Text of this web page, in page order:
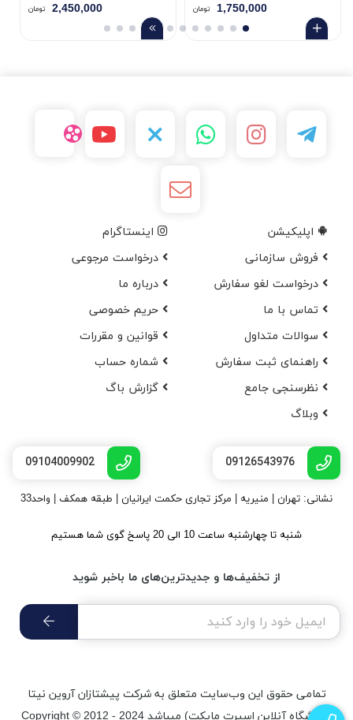
1,750,000 تومان 2,450,000 تومان
اپلیکیشن
اینستاگرام
فروش سازمانی
درخواست مرجوعی
درخواست لغو سفارش
در‌باره ما
تماس با ما
حریم خصوصی
سوالات متداول
قوانین و مقررات
راهنمای ثبت سفارش
شماره حساب
نظرسنجی جامع
گزارش باگ
وبلاگ
09126543976
09104009902
نشانی: تهران | منیریه | مرکز تجاری حکمت ایرانیان | طبقه همکف | واحد33
شنبه تا چهارشنبه ساعت 10 الی 20 پاسخ گوی شما هستیم
از تخفیف‌ها و جدیدترین‌های ما باخبر شوید
تمامی حقوق اين وب‌سايت متعلق به شرکت پیشتازان آروین نیتا
(فروشگاه آنلاین اسپرت مایکت) میباشد Copyright © 2012 - 2024